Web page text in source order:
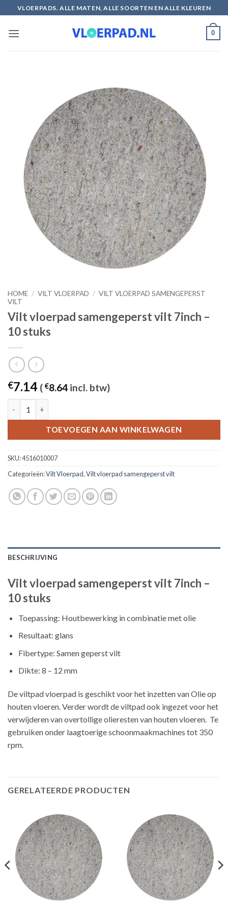
naar
inhoud
VLOERPADS. ALLE MATEN, ALLE SOORTEN EN ALLE KLEUREN
0
HOME / VILT VLOERPAD / VILT VLOERPAD SAMENGEPERST
VILT
Vilt vloerpad samengeperst vilt 7inch –
10 stuks
€7.14 ( €8.64 incl. btw)
TOEVOEGEN AAN WINKELWAGEN
SKU:4516010007
Categorieën:Vilt Vloerpad,Vilt vloerpad samengeperst vilt
BESCHRIJVING
Vilt vloerpad samengeperst vilt 7inch –
10 stuks
Toepassing: Houtbewerking in combinatie met olie
Resultaat: glans
Fibertype: Samen geperst vilt
Dikte: 8 – 12 mm
De viltpad vloerpad is geschikt voor het inzetten van Olie op
houten vloeren. Verder wordt de viltpad ook ingezet voor het
verwijderen van overtollige olieresten van houten vloeren. Te
gebruiken onder laagtoerige schoonmaakmachines tot 350
rpm.
GERELATEERDE PRODUCTEN